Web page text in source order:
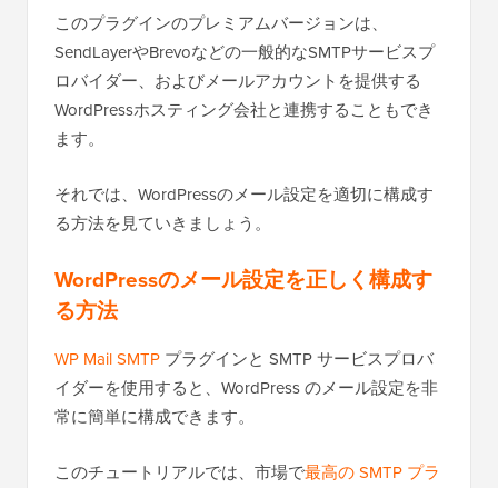
このプラグインのプレミアムバージョンは、
SendLayerやBrevoなどの一般的なSMTPサービスプ
ロバイダー、およびメールアカウントを提供する
WordPressホスティング会社と連携することもでき
ます。
それでは、WordPressのメール設定を適切に構成す
る方法を見ていきましょう。
WordPressのメール設定を正しく構成す
る方法
WP Mail SMTP プラグインと SMTP サービスプロバ
イダーを使用すると、WordPress のメール設定を非
常に簡単に構成できます。
このチュートリアルでは、市場で最高の SMTP プラ